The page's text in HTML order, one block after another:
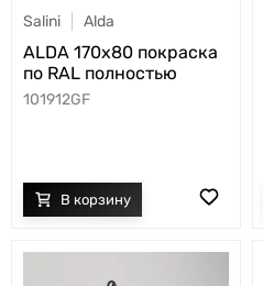
Salini Alda
ALDA 170x80 покраска
по RAL полностью
101912GF